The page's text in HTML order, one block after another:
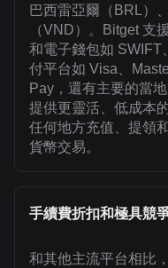
巴西雷亞爾（BRL）
（VND）。Bitget 支
和電子錢包如 SWIFT
付平台如 Visa、
Pay，還有主要的當
提供更靈活、低成本
任何地方充值、提領
貨幣交易。
手續費折扣和極具競
和其他主流平台相比